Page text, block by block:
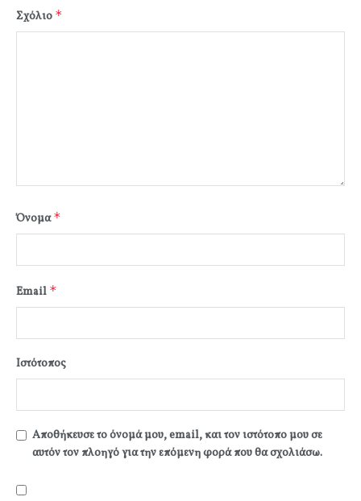
Σχόλιο *
Όνομα*
Email *
Ιστότοπος
Αποθήκευσε το όνομά μου, email, και τον ιστότοπο μου σε
αυτόν τον πλοηγό για την επόμενη φορά που θα σχολιάσω.